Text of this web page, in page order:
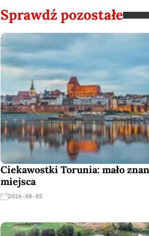
Sprawdź pozostałe
Ciekawostki Torunia: mało
miejsca
2026-08-05